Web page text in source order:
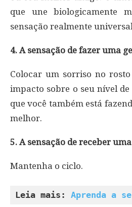
que une biologicamente
sensação realmente
4. A sensação de fazer uma
Colocar um sorriso no
impacto sobre o seu nível
que você também está
melhor.
5. A sensação de receber
Mantenha o ciclo.
Leia mais: Aprenda a